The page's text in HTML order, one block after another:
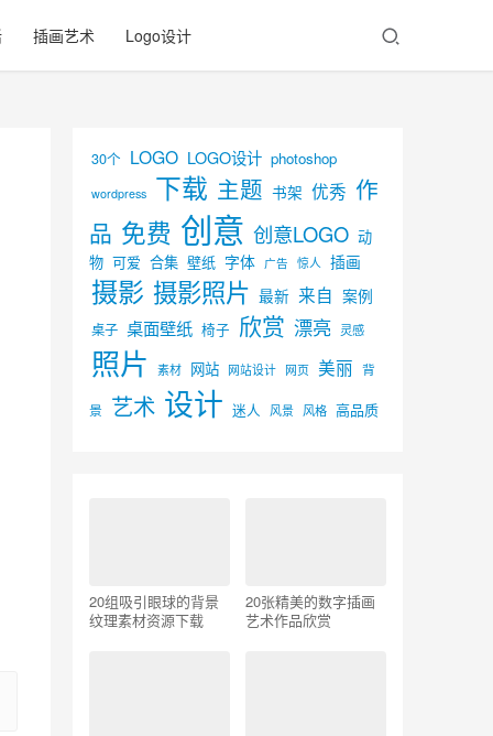
插画艺术 Logo设计
30个 LOGO LOGO设计 photoshop
wordpress 下载 主题 书架 优秀 作
品 免费 创意 创意LOGO 动
物 可爱 合集 壁纸 字体 广告 惊人 插画
摄影 摄影照片 最新 来自 案例
桌子 桌面壁纸 椅子 欣赏 漂亮 灵感
照片 素材 网站 网站设计 网页 美丽 背
景 艺术 设计 迷人 风景 风格 高品质
20组吸引眼球的背景
纹理素材资源下载
20张精美的数字插画
艺术作品欣赏